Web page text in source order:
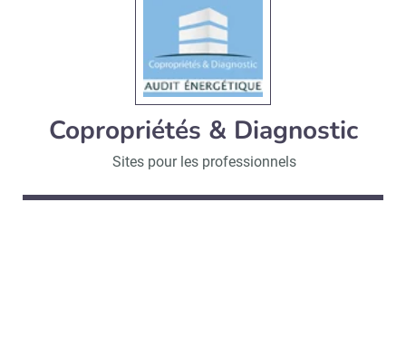
Copropriétés & Diagnostic
Sites pour les professionnels